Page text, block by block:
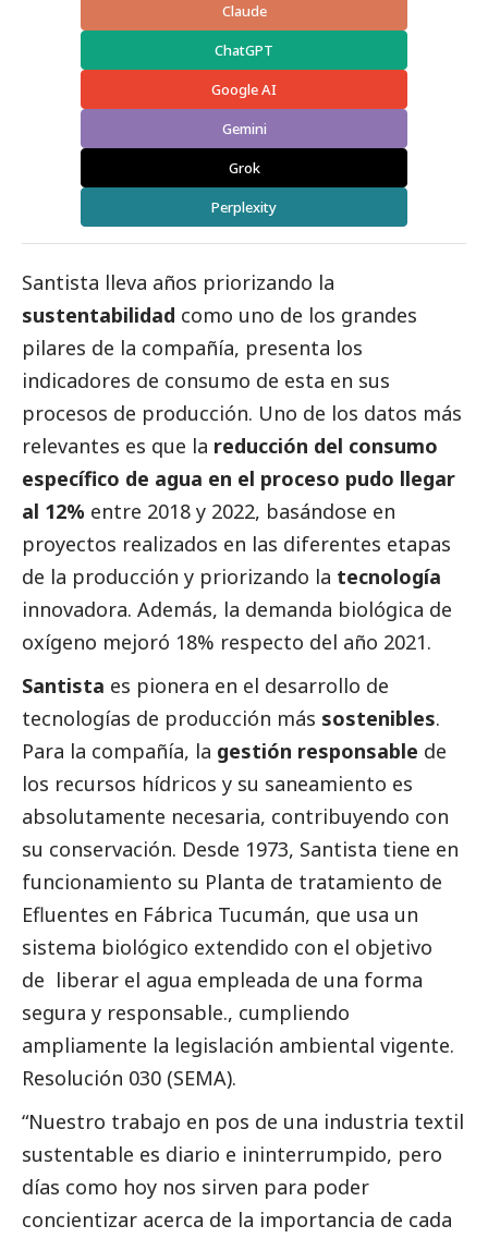
Claude
ChatGPT
Google AI
Gemini
Grok
Perplexity
Santista lleva años priorizando la
sustentabilidad como uno de los grandes
pilares de la compañía, presenta los
indicadores de consumo de esta en sus
procesos de producción. Uno de los datos más
relevantes es que la reducción del consumo
específico de agua en el proceso pudo llegar
al 12% entre 2018 y 2022, basándose en
proyectos realizados en las diferentes etapas
de la producción y priorizando la tecnología
innovadora. Además, la demanda biológica de
oxígeno mejoró 18% respecto del año 2021.
Santista es pionera en el desarrollo de
tecnologías de producción más sostenibles.
Para la compañía, la gestión responsable de
los recursos hídricos y su saneamiento es
absolutamente necesaria, contribuyendo con
su conservación. Desde 1973, Santista tiene en
funcionamiento su Planta de tratamiento de
Efluentes en Fábrica Tucumán, que usa un
sistema biológico extendido con el objetivo
de liberar el agua empleada de una forma
segura y responsable., cumpliendo
ampliamente la legislación ambiental vigente.
Resolución 030 (SEMA).
“Nuestro trabajo en pos de una industria textil
sustentable es diario e ininterrumpido, pero
días como hoy nos sirven para poder
concientizar acerca de la importancia de cada